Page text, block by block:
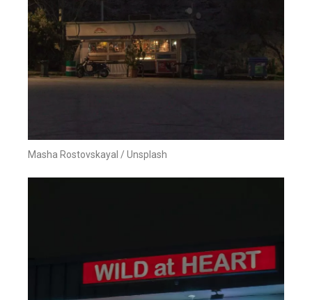
Masha Rostovskayal / Unsplash